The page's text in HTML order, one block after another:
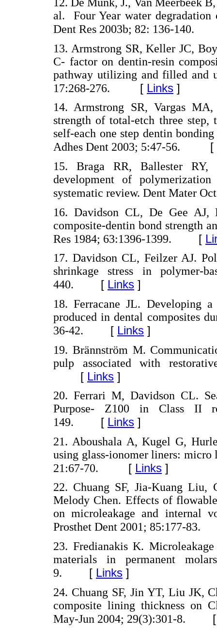
12. De Munk, J., Van Meerbeek
al. Four Year water degradation
Dent Res 2003b; 82: 136-140.
13. Armstrong SR, Keller JC,
C- factor on dentin-resin
pathway utilizing and filled and
17:268-276.
[ Links ]
14. Armstrong SR, Vargas
strength of total-etch three step,
self-each one step dentin
Adhes Dent 2003; 5:47-56.
[
15. Braga RR, Ballester RY,
development of
systematic review. Dent Mater
16. Davidson CL, De Gee AJ,
composite-dentin bond strength
Res 1984; 63:1396-1399. [
17. Davidson CL, Feilzer AJ.
shrinkage stress in polymer-
440. [ Links ]
18. Ferracane JL. Developing
produced in dental composites
36-42. [ Links ]
19. Brännström M.
pulp associated with
[ Links ]
20. Ferrari M, Davidson CL.
Purpose- Z100 in Class II
149. [ Links ]
21. Aboushala A, Kugel G,
using glass-ionomer liners: micro
21:67-70.
[ Links ]
22. Chuang SF, Jia-Kuang Liu,
Melody Chen. Effects of
on microleakage and internal
Prosthet Dent 2001; 85:177-83.
23. Fredianakis K.
materials in permanent
9. [ Links ]
24. Chuang SF, Jin YT, Liu JK,
composite lining thickness on
May-Jun 2004; 29(3):301-8.